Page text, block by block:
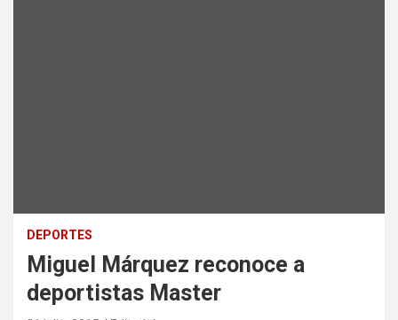
DEPORTES
Miguel Márquez reconoce a
deportistas Master